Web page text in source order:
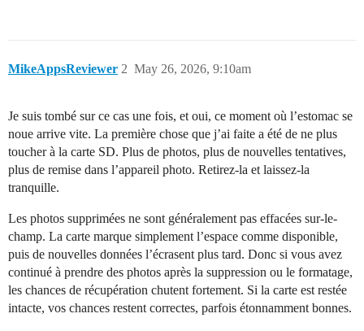
MikeAppsReviewer May 26, 2026, 9:10am
2
Je suis tombé sur ce cas une fois, et oui, ce moment où l’estomac se
noue arrive vite. La première chose que j’ai faite a été de ne plus
toucher à la carte SD. Plus de photos, plus de nouvelles tentatives,
plus de remise dans l’appareil photo. Retirez-la et laissez-la
tranquille.
Les photos supprimées ne sont généralement pas effacées sur-le-
champ. La carte marque simplement l’espace comme disponible,
puis de nouvelles données l’écrasent plus tard. Donc si vous avez
continué à prendre des photos après la suppression ou le formatage,
les chances de récupération chutent fortement. Si la carte est restée
intacte, vos chances restent correctes, parfois étonnamment bonnes.